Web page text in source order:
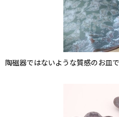
陶磁器ではないような質感のお皿で